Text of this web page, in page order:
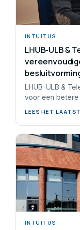
INTUITUS
LHUB-ULB &
LHUB-ULB &
voor een
LEES HET
INTUITUS